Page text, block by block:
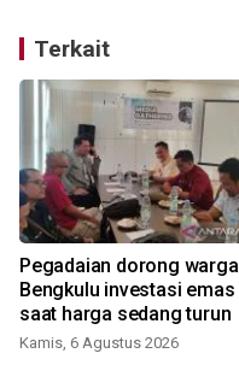
Terkait
Pegadaian dorong warga
Bengkulu investasi emas
saat harga sedang turun
Kamis, 6 Agustus 2026